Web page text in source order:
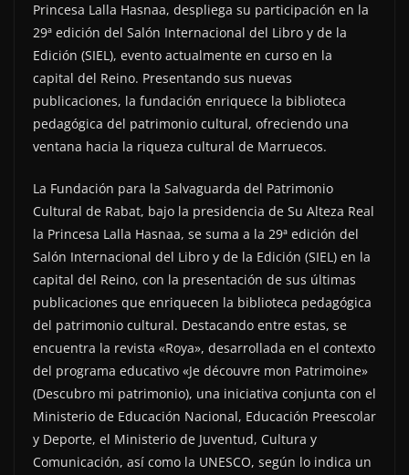
Princesa Lalla Hasnaa, despliega su participación en la
29ª edición del Salón Internacional del Libro y de la
Edición (SIEL), evento actualmente en curso en la
capital del Reino. Presentando sus nuevas
publicaciones, la fundación enriquece la biblioteca
pedagógica del patrimonio cultural, ofreciendo una
ventana hacia la riqueza cultural de Marruecos.
La Fundación para la Salvaguarda del Patrimonio
Cultural de Rabat, bajo la presidencia de Su Alteza Real
la Princesa Lalla Hasnaa, se suma a la 29ª edición del
Salón Internacional del Libro y de la Edición (SIEL) en la
capital del Reino, con la presentación de sus últimas
publicaciones que enriquecen la biblioteca pedagógica
del patrimonio cultural. Destacando entre estas, se
encuentra la revista «Roya», desarrollada en el contexto
del programa educativo «Je découvre mon Patrimoine»
(Descubro mi patrimonio), una iniciativa conjunta con el
Ministerio de Educación Nacional, Educación Preescolar
y Deporte, el Ministerio de Juventud, Cultura y
Comunicación, así como la UNESCO, según lo indica un